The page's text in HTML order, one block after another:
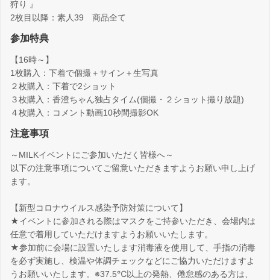
狩り 』
2枚目以降：素人39 商品全て
参加特典
【16時～】
1枚購入：下着で個撮＋サイン＋生写真
２枚購入：下着で2ショット
３枚購入：香澄ちゃん独占タイム(個撮・２ショット撮り放題)
４枚購入：コメント動画10秒間撮影OK
注意事項
～MILKイベントにご参加いただく皆様へ～
以下の注意事項についてご留意いただきますようお願い申し上げ
ます。
【新型コロナウイルス感染予防対策について】
★イベントに参加される際はマスクをご持参いただき、会場内は
任意で着用していただけますようお願いいたします。
★参加前に会場に設置いたします消毒液を使用して、手指の消毒
を必ず実施し、検温や体調チェックなどにご協力いただけますよ
うお願いいたします。※37.5℃以上の発熱、倦怠感のある方は、